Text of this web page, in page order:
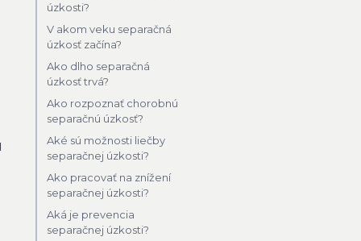
úzkosti?
V akom veku separačná
úzkosť začína?
Ako dlho separačná
úzkosť trvá?
Ako rozpoznať chorobnú
separačnú úzkosť?
Aké sú možnosti liečby
separačnej úzkosti?
Ako pracovať na znížení
separačnej úzkosti?
Aká je prevencia
separačnej úzkosti?